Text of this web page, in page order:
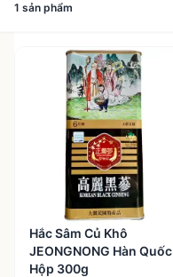
1 sản phẩm
sản phẩm
Hắc Sâm Củ Khô
JEONGNONG Hàn Quốc
Hộp 300g